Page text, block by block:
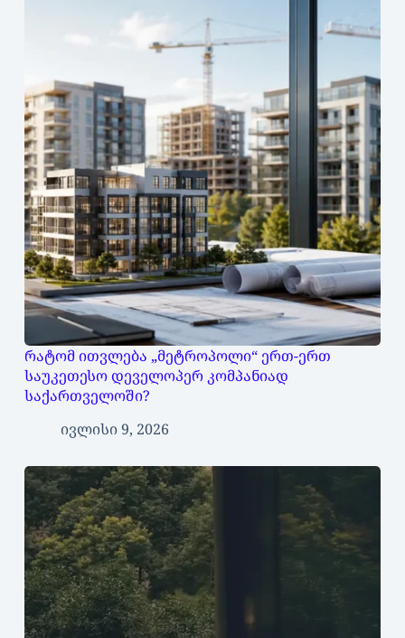
რატომ ითვლება „მეტროპოლი“ ერთ-ერთ
საუკეთესო დეველოპერ კომპანიად
საქართველოში?
ივლისი 9, 2026